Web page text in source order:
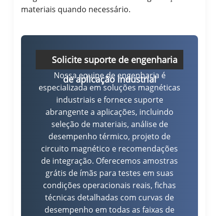
materiais quando necessário.
Solicite suporte de engenharia
de aplicação industrial
Nossa equipe de engenharia é
especializada em soluções magnéticas
industriais e fornece suporte
abrangente a aplicações, incluindo
seleção de materiais, análise de
desempenho térmico, projeto de
circuito magnético e recomendações
de integração. Oferecemos amostras
grátis de ímãs para testes em suas
condições operacionais reais, fichas
técnicas detalhadas com curvas de
desempenho em todas as faixas de